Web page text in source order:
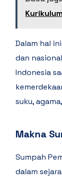
Dalam hal
dan
Indonesia
suku,
Makna
Sumpah
dalam